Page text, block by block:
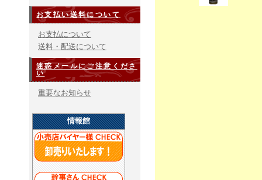
お支払い送料について
お支払について
送料・配送について
迷惑メールにご注意くださ
い
重要なお知らせ
情報館